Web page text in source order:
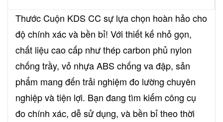
Thước Cuộn KDS CC sự lựa chọn hoàn hảo cho
độ chính xác và bền bỉ! Với thiết kế nhỏ gọn,
chất liệu cao cấp như thép carbon phủ nylon
chống trầy, vỏ nhựa ABS chống va đập, sản
phẩm mang đến trải nghiệm đo lường chuyên
nghiệp và tiện lợi. Bạn đang tìm kiếm công cụ
đo chính xác, dễ sử dụng, và bền bỉ theo thời